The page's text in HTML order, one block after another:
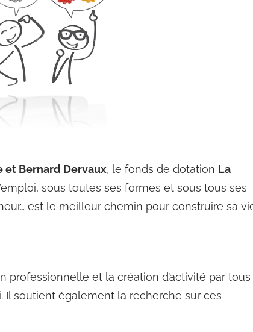
et Bernard Dervaux, le fonds de dotation La
sous toutes ses formes et sous tous ses
est le meilleur chemin pour construire sa
professionnelle et la création d’activité par tous
Il soutient également la recherche sur ces